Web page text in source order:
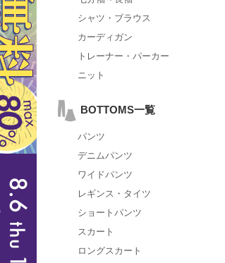
シャツ・ブラウス
カーディガン
トレーナー・パーカー
ニット
BOTTOMS一覧
パンツ
デニムパンツ
ワイドパンツ
レギンス・タイツ
ショートパンツ
スカート
ロングスカート